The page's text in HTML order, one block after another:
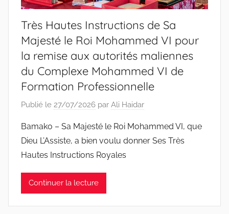
Très Hautes Instructions de Sa
Majesté le Roi Mohammed VI pour
la remise aux autorités maliennes
du Complexe Mohammed VI de
Formation Professionnelle
Publié le 27/07/2026 par Ali Haidar
Bamako – Sa Majesté le Roi Mohammed VI, que
Dieu L’Assiste, a bien voulu donner Ses Très
Hautes Instructions Royales
Continuer la lecture